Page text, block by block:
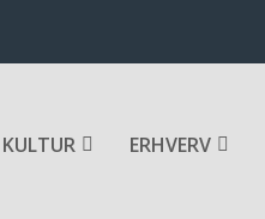
KULTUR ERHVERV